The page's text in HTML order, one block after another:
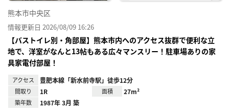
熊本市中央区
情報更新日 2026/08/09 16:26
【バストイレ別・角部屋】熊本市内へのアクセス抜群で便利な立
地で、洋室がなんと13帖もある広々マンスリー！駐車場ありの家
具家電付部屋！
アクセス 豊肥本線「新水前寺駅」徒歩12分
間取り 1R 面積 27m²
築年数 1987年 3月 築